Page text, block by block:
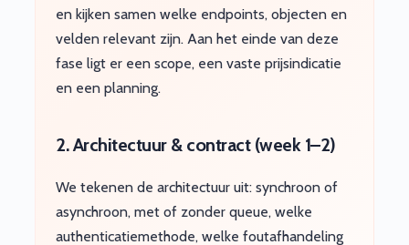
en kijken samen welke endpoints, objecten en
velden relevant zijn. Aan het einde van deze
fase ligt er een scope, een vaste prijsindicatie
en een planning.
2. Architectuur & contract (week 1–2)
We tekenen de architectuur uit: synchroon of
asynchroon, met of zonder queue, welke
authenticatiemethode, welke foutafhandeling